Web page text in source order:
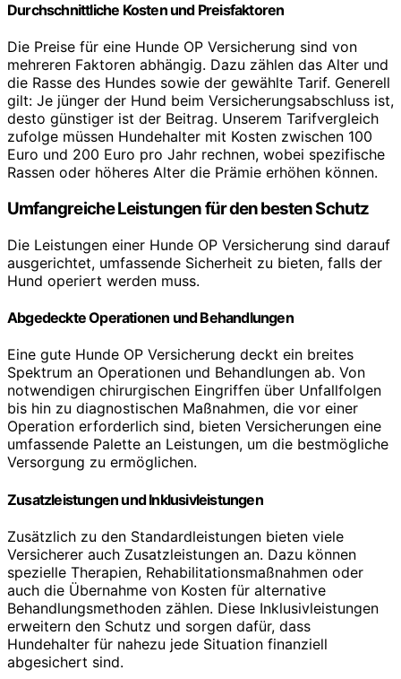
Durchschnittliche Kosten und Preisfaktoren
Die Preise für eine Hunde OP Versicherung sind von
mehreren Faktoren abhängig. Dazu zählen das Alter und
die Rasse des Hundes sowie der gewählte Tarif. Generell
gilt: Je jünger der Hund beim Versicherungsabschluss ist,
desto günstiger ist der Beitrag. Unserem Tarifvergleich
zufolge müssen Hundehalter mit Kosten zwischen 100
Euro und 200 Euro pro Jahr rechnen, wobei spezifische
Rassen oder höheres Alter die Prämie erhöhen können.
Umfangreiche Leistungen für den besten Schutz
Die Leistungen einer Hunde OP Versicherung sind darauf
ausgerichtet, umfassende Sicherheit zu bieten, falls der
Hund operiert werden muss.
Abgedeckte Operationen und Behandlungen
Eine gute Hunde OP Versicherung deckt ein breites
Spektrum an Operationen und Behandlungen ab. Von
notwendigen chirurgischen Eingriffen über Unfallfolgen
bis hin zu diagnostischen Maßnahmen, die vor einer
Operation erforderlich sind, bieten Versicherungen eine
umfassende Palette an Leistungen, um die bestmögliche
Versorgung zu ermöglichen.
Zusatzleistungen und Inklusivleistungen
Zusätzlich zu den Standardleistungen bieten viele
Versicherer auch Zusatzleistungen an. Dazu können
spezielle Therapien, Rehabilitationsmaßnahmen oder
auch die Übernahme von Kosten für alternative
Behandlungsmethoden zählen. Diese Inklusivleistungen
erweitern den Schutz und sorgen dafür, dass
Hundehalter für nahezu jede Situation finanziell
abgesichert sind.